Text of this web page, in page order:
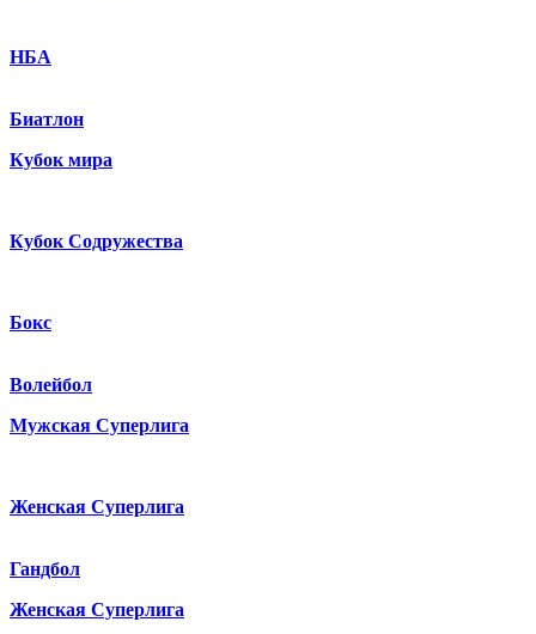
НБА
Биатлон
Кубок мира
Кубок Содружества
Бокс
Волейбол
Мужская Суперлига
Женская Суперлига
Гандбол
Женская Суперлига